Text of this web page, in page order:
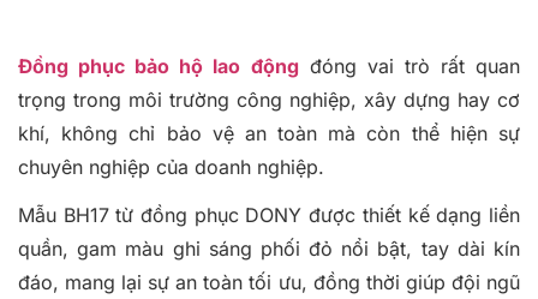
Đồng phục bảo hộ lao động đóng vai trò rất quan
trọng trong môi trường công nghiệp, xây dựng hay cơ
khí, không chỉ bảo vệ an toàn mà còn thể hiện sự
chuyên nghiệp của doanh nghiệp.
Mẫu BH17 từ đồng phục DONY được thiết kế dạng liền
quần, gam màu ghi sáng phối đỏ nổi bật, tay dài kín
đáo, mang lại sự an toàn tối ưu, đồng thời giúp đội ngũ